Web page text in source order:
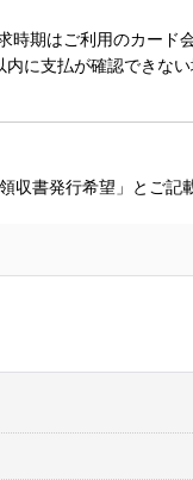
期はご利用のカード
に支払が確認できな
書発行希望」とご記